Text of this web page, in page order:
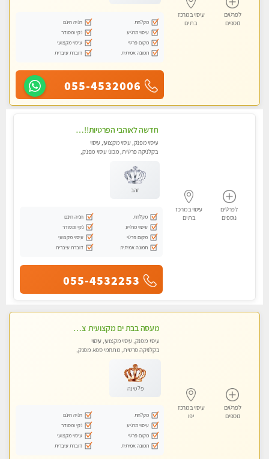
לפרטים
נוספים
עיסוי במרכז
בת ים
מקלחת
חניה חינם
עיסוי מרגיע
נקי ומסודר
מקום פרטי
עיסוי מקצועי
תמונה אמיתית
דוברת עיברית
055-4532006
לפרטים
נוספים
עיסוי במרכז
בת ים
חדשה לאוהבי הפרטיות!!בראשון לציון! מעסה vip מפנקת בקליניקה פרטית לחלוטין!!! לבד! לרציניים בלבד! מומלץ!
עיסוי מפנק, עיסוי מקצועי, עיסוי
בקלניקה פרטית, מכוני עיסוי מפנק,
זהב
מקלחת
חניה חינם
עיסוי מרגיע
נקי ומסודר
מקום פרטי
עיסוי מקצועי
תמונה אמיתית
דוברת עיברית
055-4532253
לפרטים
נוספים
עיסוי במרכז
יפו
מעסה בבת ים מקצועית צעירה ואיכותית פרטי!!!-מומלץ לחלוטין!!! VIP פרטי! ​​​​​​ Highly recommended
עיסוי מפנק, עיסוי מקצועי, עיסוי
בקלניקה פרטית, מתחמי ספא מפנק,
פלטינה
מקלחת
חניה חינם
עיסוי מרגיע
נקי ומסודר
מקום פרטי
עיסוי מקצועי
תמונה אמיתית
דוברת עיברית